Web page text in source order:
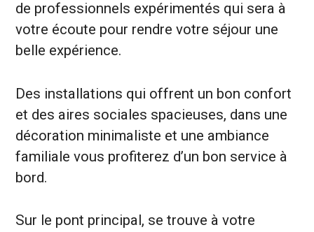
de professionnels expérimentés qui sera à
votre écoute pour rendre votre séjour une
belle expérience.
Des installations qui offrent un bon confort
et des aires sociales spacieuses, dans une
décoration minimaliste et une ambiance
familiale vous profiterez d’un bon service à
bord.
Sur le pont principal, se trouve à votre